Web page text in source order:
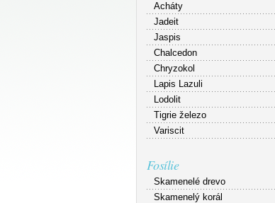
Acháty
Jadeit
Jaspis
Chalcedon
Chryzokol
Lapis Lazuli
Lodolit
Tigrie železo
Variscit
Fosílie
Skamenelé drevo
Skamenelý korál